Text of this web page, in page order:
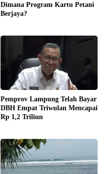
Dimana Program Kartu Petani
Berjaya?
Pemprov Lampung Telah Bayar
DBH Empat Triwulan Mencapai
Rp 1,2 Triliun